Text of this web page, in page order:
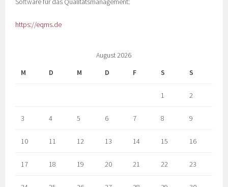
https://eqms.de
August 2026
M
D M D F S S
1 2
3 4 5 6 7 8 9
10 11 12 13 14 15 16
17 18 19 20 21 22 23